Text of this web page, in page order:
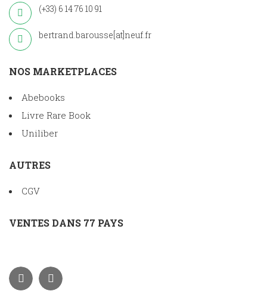
(+33) 6 14 76 10 91
bertrand.barousse[at]neuf.fr
NOS MARKETPLACES
Abebooks
Livre Rare Book
Uniliber
AUTRES
CGV
VENTES DANS 77 PAYS